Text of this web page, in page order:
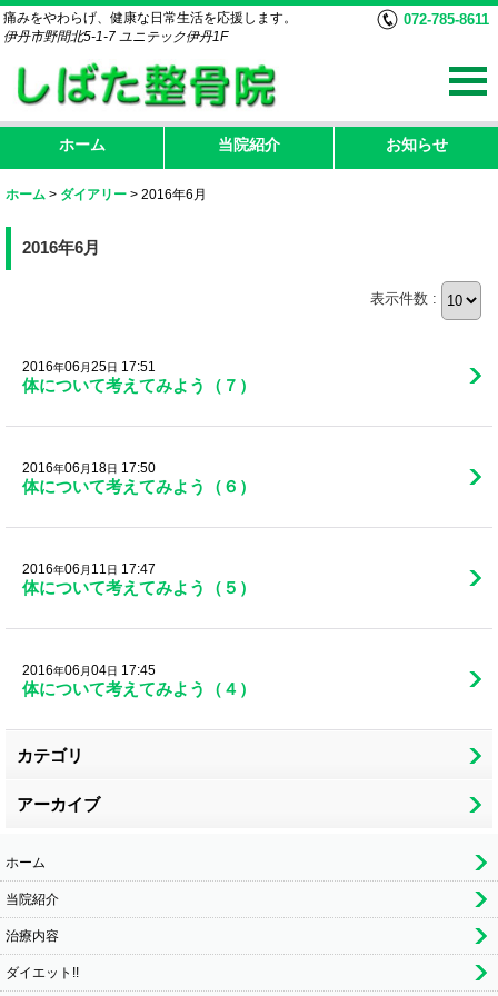
痛みをやわらげ、健康な日常生活を応援します。
伊丹市野間北5-1-7 ユニテック伊丹1F
072-785-8611
ホーム 当院紹介 お知らせ
ホーム > ダイアリー > 2016年6月
2016年6月
表示件数 :
2016年06 月25日 17:51
体について考えてみよう（７）
2016年06 月 18日 17:50
体について考えてみよう（６）
2016年06 月 11 日 17:47
体について考えてみよう（５）
2016年06 月04日 17:45
体について考えてみよう（４）
カテゴリ
アーカイブ
ホーム
当院紹介
治療内容
ダイエット!!